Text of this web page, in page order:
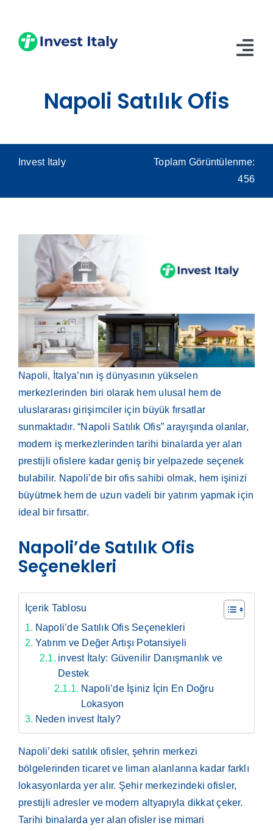
content
Anasayfa
Hizmetler
Napoli Satılık Ofis
Invest Italy
Toplam Görüntülenme:
456
Napoli, İtalya’nın iş dünyasının yükselen
merkezlerinden biri olarak hem ulusal hem de
uluslararası girişimciler için büyük fırsatlar
sunmaktadır. “Napoli Satılık Ofis” arayışında olanlar,
modern iş merkezlerinden tarihi binalarda yer alan
prestijli ofislere kadar geniş bir yelpazede seçenek
bulabilir. Napoli’de bir ofis sahibi olmak, hem işinizi
büyütmek hem de uzun vadeli bir yatırım yapmak için
ideal bir fırsattır.
Napoli’de Satılık Ofis
Seçenekleri
İçerik Tablosu
Napoli’de Satılık Ofis Seçenekleri
Yatırım ve Değer Artışı Potansiyeli
invest İtaly: Güvenilir Danışmanlık ve
Destek
Napoli’de İşiniz İçin En Doğru
Lokasyon
Neden invest İtaly?
Napoli’deki satılık ofisler, şehrin merkezi
bölgelerinden ticaret ve liman alanlarına kadar farklı
lokasyonlarda yer alır. Şehir merkezindeki ofisler,
prestijli adresler ve modern altyapıyla dikkat çeker.
Tarihi binalarda yer alan ofisler ise mimari